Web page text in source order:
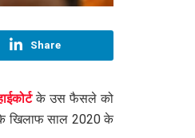
Share
के उस फैसले को
खिलाफ साल 2020 के